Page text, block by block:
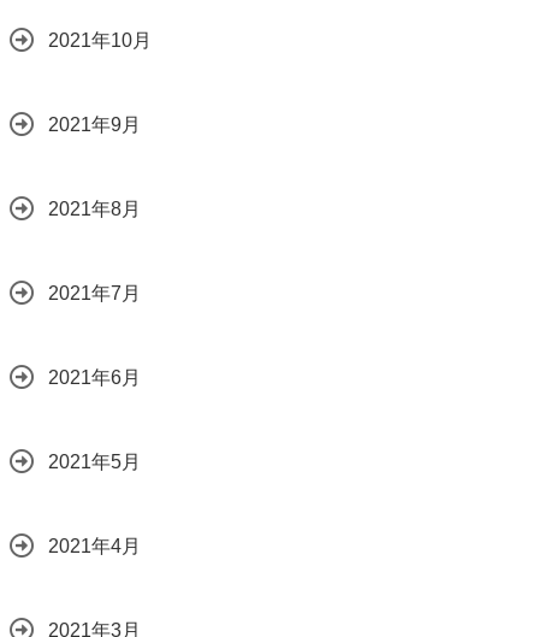
2021年10月
2021年9月
2021年8月
2021年7月
2021年6月
2021年5月
2021年4月
2021年3月